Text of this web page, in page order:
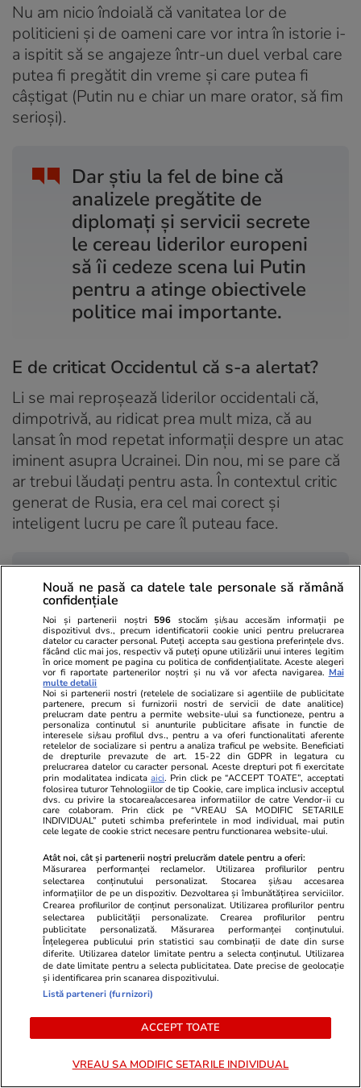
Nu am nicio îndoială că vanitatea lor de
politicieni și de oameni care vor intra în istorie i-
a ispitit să se angajeze într-un duel verbal care
putea fi pregătit din vreme și care putea fi
câștigat (Putin nu e chiar un mare orator, să fim
serioși).
Dar știu la fel de bine că
analizele pregătite de
diplomați și servicii secrete
le cereau liderilor europeni
să îi cedeze scena lui Putin
pentru a atinge obiectivele
politice mai importante.
E de criticat Occidentul că s-a alertat?
Li se mai reproșează liderilor occidentali că,
dimpotrivă, au ridicat prea mult miza, că au
lansat în mod repetat informații despre un atac
iminent asupra Ucrainei. Din nou, mi se pare că
ar trebui lăudați pentru asta. În contextul critic
generat de Rusia, era cel mai corect și
inteligent lucru pe care îl puteau face.
Rusia e cea care a construit
acest climat de incertitudine
absolută. A adus în jurul
Ucrainei cea mai mare
aglomerație de trupe din
ultimele decenii. A cerut
statului ucrainean să
renunțe la propriile aspirații
de politică externă. Apoi a
cerut NATO să se retragă
pe vechiul aliniament al
Războiului Rece.
Rusia și-a dispus militarii în dispozitiv de atac.
Ar fi total iresponsabil ca un serviciu de
intelligence să nu tragă semnalul de alarmă în
aceste condiții. Nu poți ignora realitatea din
teren de dragul unor raționamente politice.
Stalin a făcut asta în 1941 – calculând că ar fi
la gunoi zeci de informări care anunțau un
mai discute despre asta).
Nouă ne pasă ca datele tale personale să rămână
confidențiale
Noi și partenerii noștri 596 stocăm și/sau accesăm informații pe
dispozitivul dvs., precum identificatorii cookie unici pentru prelucrarea
datelor cu caracter personal. Puteți accepta sau gestiona preferințele dvs.
făcând clic mai jos, respectiv vă puteți opune utilizării unui interes legitim
în orice moment pe pagina cu politica de confidențialitate. Aceste alegeri
vor fi raportate partenerilor noștri și nu vă vor afecta navigarea. Mai
multe detalii
Noi si partenerii nostri (retelele de socializare si agentiile de publicitate
partenere, precum si furnizorii nostri de servicii de date analitice)
prelucram date pentru a permite website-ului sa functioneze, pentru a
personaliza continutul si anunturile publicitare afisate in functie de
interesele si/sau profilul dvs., pentru a va oferi functionalitati aferente
retelelor de socializare si pentru a analiza traficul pe website. Beneficiati
de drepturile prevazute de art. 15-22 din GDPR in legatura cu
prelucrarea datelor cu caracter personal. Aceste drepturi pot fi exercitate
prin modalitatea indicataaici. Prin click pe “ACCEPT TOATE”, acceptati
folosirea tuturor Tehnologiilor de tip Cookie, care implica inclusiv acceptul
dvs. cu privire la stocarea/accesarea informatiilor de catre Vendor-ii cu
care colaboram. Prin click pe “VREAU SA MODIFIC SETARILE
INDIVIDUAL” puteti schimba preferintele in mod individual, mai putin
cele legate de cookie strict necesare pentru functionarea website-ului.
Atât noi, cât și partenerii noștri prelucrăm datele pentru a oferi:
Măsurarea performanței reclamelor. Utilizarea profilurilor pentru
selectarea conținutului personalizat. Stocarea și/sau accesarea
informațiilor de pe un dispozitiv. Dezvoltarea și îmbunătățirea serviciilor.
Crearea profilurilor de conținut personalizat. Utilizarea profilurilor pentru
selectarea publicității personalizate. Crearea profilurilor pentru
publicitate personalizată. Măsurarea performanței conținutului.
Înțelegerea publicului prin statistici sau combinații de date din surse
diferite. Utilizarea datelor limitate pentru a selecta conținutul. Utilizarea
de date limitate pentru a selecta publicitatea. Date precise de geolocație
și identificarea prin scanarea dispozitivului.
Listă parteneri (furnizori)
ACCEPT TOATE
VREAU SA MODIFIC SETARILE INDIVIDUAL